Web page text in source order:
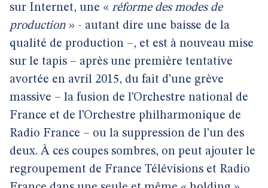
sur Internet, une « réforme des modes de
production » - autant dire une baisse de la
qualité de production –, et est à nouveau mise
sur le tapis – après une première tentative
avortée en avril 2015, du fait d’une grève
massive – la fusion de l’Orchestre national de
France et de l’Orchestre philharmonique de
Radio France – ou la suppression de l’un des
deux. À ces coupes sombres, on peut ajouter le
regroupement de France Télévisions et Radio